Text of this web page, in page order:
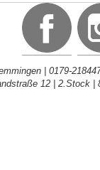
| 0179-
12 | 2.Stock |